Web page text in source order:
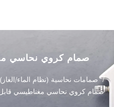
صمام كروي نحاسي
صمامات نحاسية (نظام الماء/الغاز) /
صمام كروي نحاسي مغناطيسي